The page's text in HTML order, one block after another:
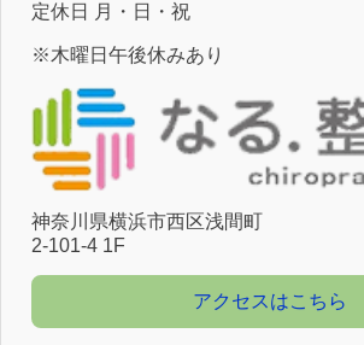
定休⽇ ⽉・⽇・祝
※木曜日午後休みあり
神奈川県横浜市⻄区浅間町
2-101-4 1F
アクセスはこちら